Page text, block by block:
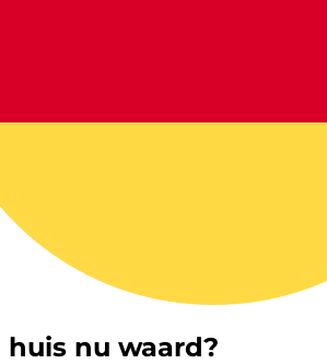
nu waard?